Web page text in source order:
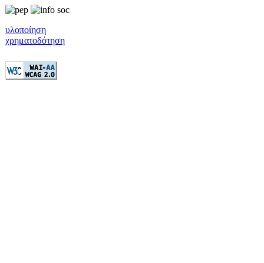
υλοποίηση
χρηματοδότηση